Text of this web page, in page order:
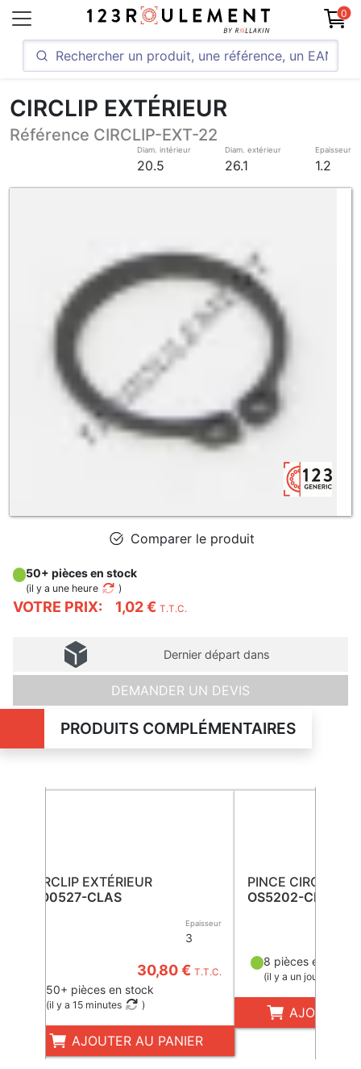
0
CIRCLIP EXTÉRIEUR
Référence CIRCLIP-EXT-22
Diam. intérieur
20.5
Diam. extérieur
26.1
Epaisseur
1.2
Comparer le produit
VOTRE PRIX: 1,02 € T.T.C.
50+ pièces en stock
(il y a une heure )
Dernier départ dans
DEMANDER UN DEVIS
PRODUITS COMPLÉMENTAIRES
CIRCLIP EXTÉRIEUR
CO0527-CLAS
Epaisseur
3
30,80 € T.T.C.
50+ pièces en stock
(il y a 15 minutes )
AJOUTER AU PANIER
PINCE CIRCLIP
OS5202-CLAS
8 pièces en stock
(il y a un jour
AJOUTER